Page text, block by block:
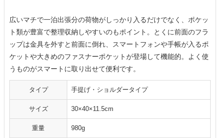
広いマチで一泊出張分の荷物がしっかり入るだけでなく、ポケッ
ト類が豊富で整理収納しやすいのもポイント。とくに前面のフラ
ップは金具を外すと前面に倒れ、スマートフォンや手帳が入るポ
ケットや大きめのファスナーポケットが登場して機能的。よく使
うものがスマートに取り出せて便利です。
タイプ 手提げ・ショルダータイプ
サイズ 30×40×11.5cm
重量 980g